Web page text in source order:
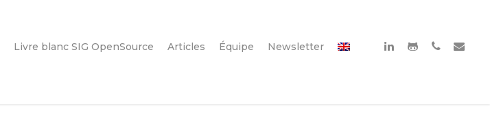
Livre blanc SIG OpenSource Articles Équipe Newsletter